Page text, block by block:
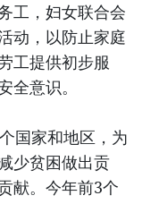
工，妇女联合会
动，以防止家庭
工提供初步服
意识。
国家和地区，为
少贫困做出贡
献。今年前3个